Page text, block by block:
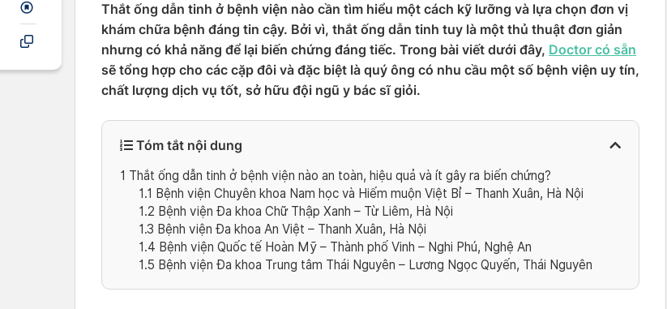
Thắt ống dẫn tinh ở bệnh viện nào cần tìm hiểu một cách kỹ lưỡng và lựa chọn đơn vị
khám chữa bệnh đáng tin cậy. Bởi vì, thắt ống dẫn tinh tuy là một thủ thuật đơn giản
nhưng có khả năng để lại biến chứng đáng tiếc. Trong bài viết dưới đây, Doctor có sẵn
sẽ tổng hợp cho các cặp đôi và đặc biệt là quý ông có nhu cầu một số bệnh viện uy tín,
chất lượng dịch vụ tốt, sở hữu đội ngũ y bác sĩ giỏi.
Tóm tắt nội dung
1 Thắt ống dẫn tinh ở bệnh viện nào an toàn, hiệu quả và ít gây ra biến chứng?
1.1 Bệnh viện Chuyên khoa Nam học và Hiếm muộn Việt Bỉ – Thanh Xuân, Hà Nội
1.2 Bệnh viện Đa khoa Chữ Thập Xanh – Từ Liêm, Hà Nội
1.3 Bệnh viện Đa khoa An Việt – Thanh Xuân, Hà Nội
1.4 Bệnh viện Quốc tế Hoàn Mỹ – Thành phố Vinh – Nghi Phú, Nghệ An
1.5 Bệnh viện Đa khoa Trung tâm Thái Nguyên – Lương Ngọc Quyến, Thái Nguyên